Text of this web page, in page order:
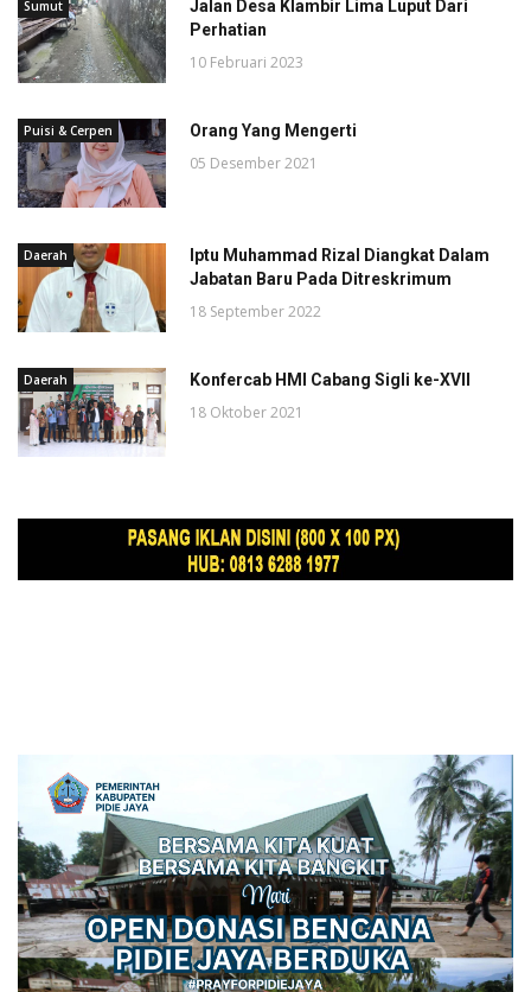
Sumut
Jalan Desa Klambir Lima Luput Dari
Perhatian
10 Februari 2023
Puisi & Cerpen Orang Yang Mengerti
05 Desember 2021
Daerah
Iptu Muhammad Rizal Diangkat Dalam
Jabatan Baru Pada Ditreskrimum
18 September 2022
Daerah Konfercab HMI Cabang Sigli ke-XVII
18 Oktober 2021